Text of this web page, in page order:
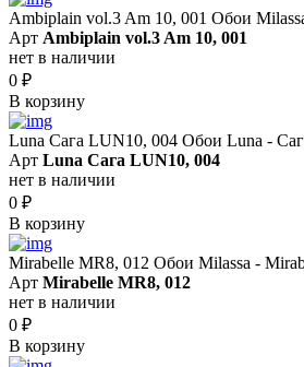
Ambiplain vol.3 Am 10, 001 Обои
Арт Ambiplain vol.3 Am 10, 001
нет в наличии
0 ₽
В корзину
Luna Сага LUN10, 004 Обои Luna -
Арт Luna Сага LUN10, 004
нет в наличии
0 ₽
В корзину
Mirabelle MR8, 012 Обои Milassa -
Арт Mirabelle MR8, 012
нет в наличии
0 ₽
В корзину